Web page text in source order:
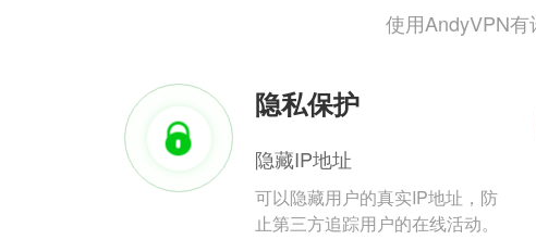
使用AndyVPN
隐私保护
隐藏IP地址
可以隐藏用户的真实IP地址，防
止第三方追踪用户的在线活动。